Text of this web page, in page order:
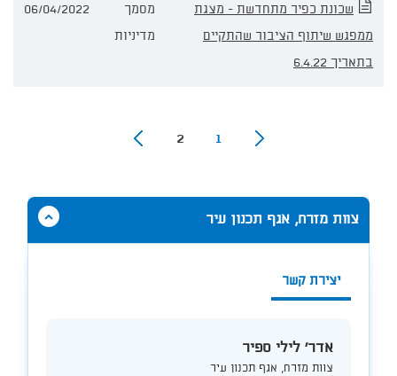
שכונת כפיר מתחדשת - מצגת
ממפגש שיתוף הציבור שהתקיים
בתאריך 6.4.22
מסמך
מדיניות
06/04/2022
1
2
הסתר
תוכן
אודות
צוות מזרח, אגף תכנון עיר
יצירת קשר
אדר' לילי ספיר
צוות מזרח, אגף תכנון עיר